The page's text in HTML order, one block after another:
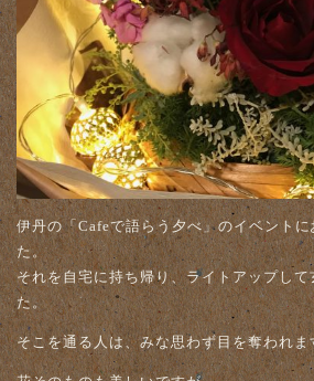
伊丹の「Cafeで語らう夕べ」のイベント
た。
それを自宅に持ち帰り、ライトアップし
た。
そこを通る人は、みな思わず目を奪われま